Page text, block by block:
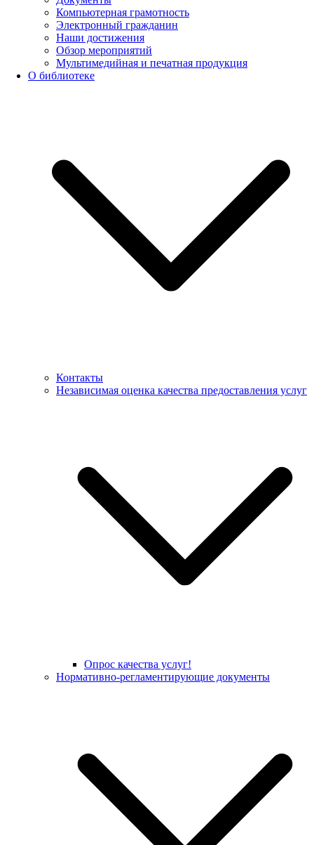
Компьютерная грамотность
Электронный гражданин
Наши достижения
Обзор мероприятий
Мультимедийная и печатная продукция
О библиотеке
Контакты
Независимая оценка качества предоставления услуг
Опрос качества услуг!
Нормативно-регламентирующие документы